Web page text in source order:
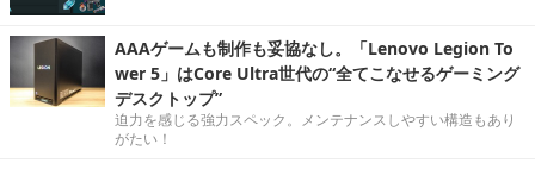
AAAゲームも制作も妥協なし。「Lenovo Legion To
wer 5」はCore Ultra世代の“全てこなせるゲーミング
デスクトップ”
迫力を感じる強力スペック。メンテナンスしやすい構造もあり
がたい！